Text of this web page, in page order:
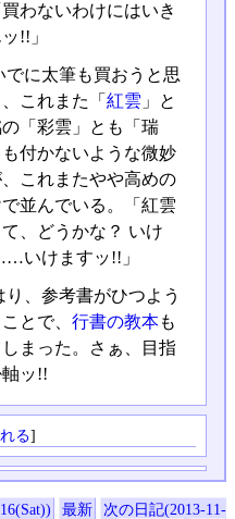
わないわけにはいき
!!」
でに太筆も買おうと思
これまた「 紅雲 」と
「彩雲」とも「瑞
付かないような微妙
これまたやや高めの
並んでいる。「紅雲
、どうかな？ いけ
いけますッ!!」
り、参考書がひつよう
とで、 行書の教本も
まった。さぁ、目指
ッ!!
る]
最新
次の日記(2013-11-